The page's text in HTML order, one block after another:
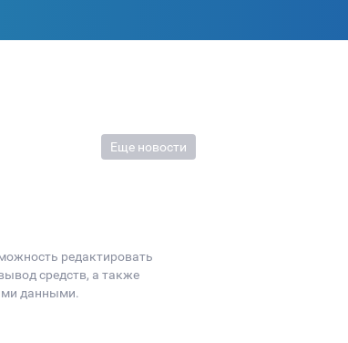
Еще новости
редактировать
средств, а также
данными.